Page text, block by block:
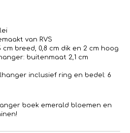
van RVS
cm breed, 0,8 cm dik en 2 cm hoog
buitenmaat 2,1 cm
inclusief ring en bedel: 6
boek emerald bloemen en